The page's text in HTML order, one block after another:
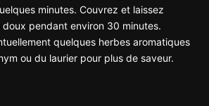
minutes. Couvrez et laissez
doux pendant environ 30 minutes.
quelques herbes aromatiques
ou du laurier pour plus de saveur.